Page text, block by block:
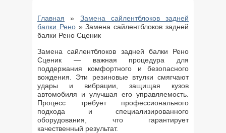
Главная » Замена сайлентблоков задней
балки Рено»Замена сайлентблоков задней
балки Рено Сценик
Замена сайлентблоков задней балки Рено
Сценик — важная процедура для
поддержания комфортного и безопасного
вождения. Эти резиновые втулки смягчают
удары и вибрации, защищая кузов
автомобиля и улучшая его управляемость.
Процесс требует профессионального
подхода и специализированного
оборудования, что гарантирует
качественный результат.